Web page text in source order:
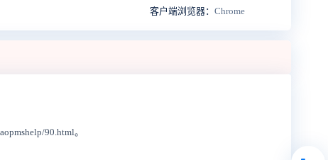
客户端浏览器： Chrome
90.html。